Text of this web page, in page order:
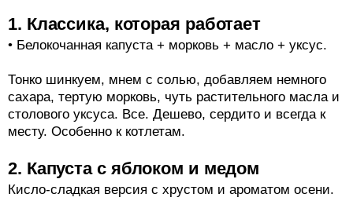
1. Классика, которая работает
• Белокочанная капуста + морковь + масло + уксус.
Тонко шинкуем, мнем с солью, добавляем немного
сахара, тертую морковь, чуть растительного масла и
столового уксуса. Все. Дешево, сердито и всегда к
месту. Особенно к котлетам.
2. Капуста с яблоком и медом
Кисло-сладкая версия с хрустом и ароматом осени.